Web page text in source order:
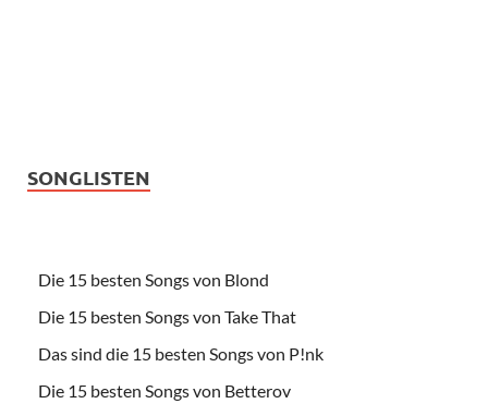
SONGLISTEN
Die 15 besten Songs von Blond
Die 15 besten Songs von Take That
Das sind die 15 besten Songs von P!nk
Die 15 besten Songs von Betterov